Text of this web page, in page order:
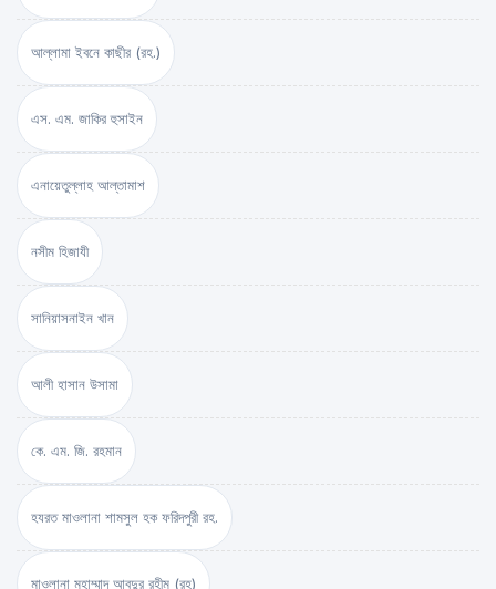
আল্লামা ইবনে কাছীর (রহ.)
এস. এম. জাকির হুসাইন
এনায়েতুল্লাহ আল্‌তামাশ
নসীম হিজাযী
সানিয়াসনাইন খান
আলী হাসান উসামা
কে. এম. জি. রহমান
হযরত মাওলানা শামসুল হক ফরিদপুরী রহ.
মাওলানা মুহাম্মাদ আবদুর রহীম (রহ)